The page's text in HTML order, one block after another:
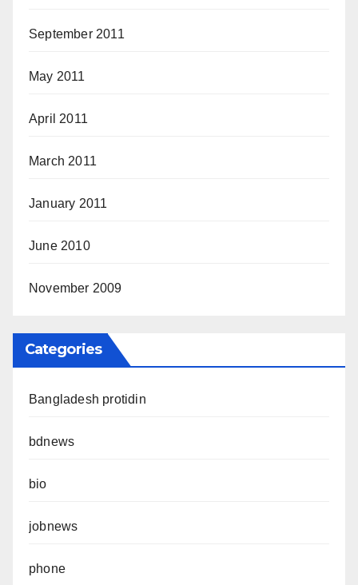
September 2011
May 2011
April 2011
March 2011
January 2011
June 2010
November 2009
Categories
Bangladesh protidin
bdnews
bio
jobnews
phone